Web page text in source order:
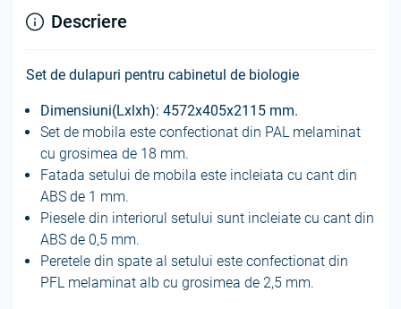
Descriere
Set de dulapuri pentru cabinetul de biologie
Dimensiuni(Lxlxh): 4572x405x2115 mm.
Set de mobila este confectionat din PAL melaminat
cu grosimea de 18 mm.
Fatada setului de mobila este incleiata cu cant din
ABS de 1 mm.
Piesele din interiorul setului sunt incleiate cu cant din
ABS de 0,5 mm.
Peretele din spate al setului este confectionat din
PFL melaminat alb cu grosimea de 2,5 mm.